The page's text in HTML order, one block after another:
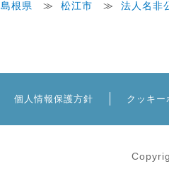
島根県 ≫ 松江市 ≫ 法人名非
個人情報保護方針 クッキー